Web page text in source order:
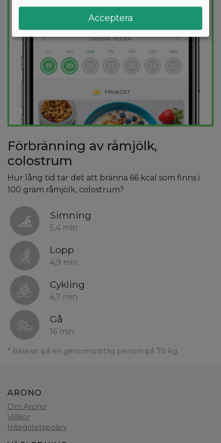
Förbränning av råmjölk,
colostrum
Hur lång tid tar det att bränna 66 kcal som finns i
100 gram råmjölk, colostrum?
Simning
5,4 min
Lopp
4,9 min
Cykling
6,7 min
Gå
16 min
* Baserat på en genomsnittlig person på 70 kg.
ARONO
Om Arono
Villkor
Integritetspolicy
Acceptera